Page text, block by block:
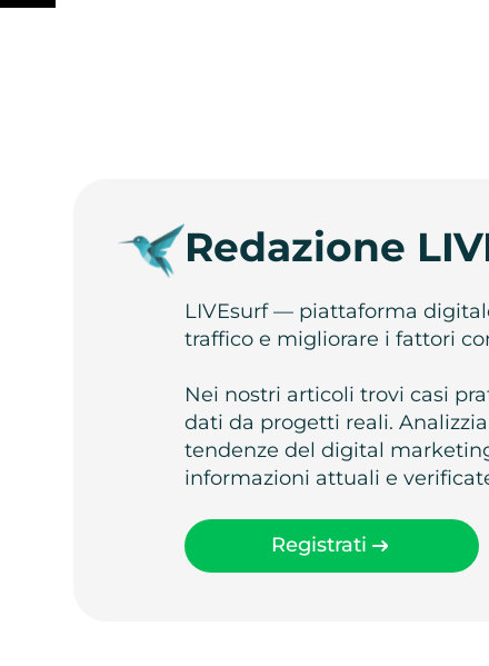
Redazione
LIVEsurf — piattaforma
traffico e migliorare i fattori
Nei nostri articoli trovi casi
dati da progetti reali.
tendenze del digital
informazioni attuali e
Registrati